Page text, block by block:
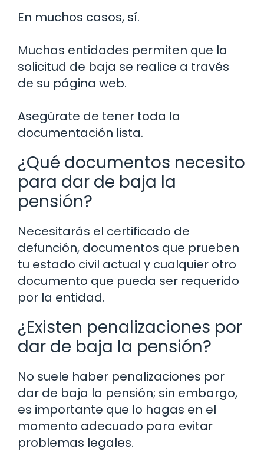
En muchos casos, sí.
Muchas entidades permiten que la
solicitud de baja se realice a través
de su página web.
Asegúrate de tener toda la
documentación lista.
¿Qué documentos necesito
para dar de baja la
pensión?
Necesitarás el certificado de
defunción, documentos que prueben
tu estado civil actual y cualquier otro
documento que pueda ser requerido
por la entidad.
¿Existen penalizaciones por
dar de baja la pensión?
No suele haber penalizaciones por
dar de baja la pensión; sin embargo,
es importante que lo hagas en el
momento adecuado para evitar
problemas legales.